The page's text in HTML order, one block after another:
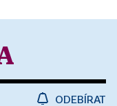
ODEBÍRAT